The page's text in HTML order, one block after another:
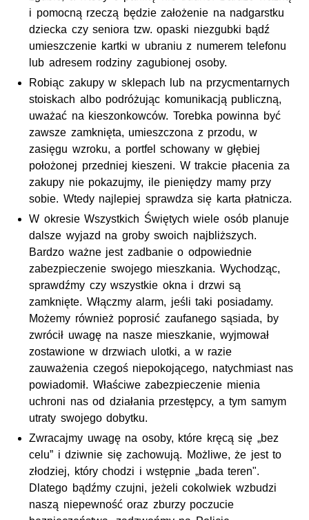
i pomocną rzeczą będzie założenie na nadgarstku
dziecka czy seniora tzw. opaski niezgubki bądź
umieszczenie kartki w ubraniu z numerem telefonu
lub adresem rodziny zagubionej osoby.
Robiąc zakupy w sklepach lub na przycmentarnych
stoiskach albo podróżując komunikacją publiczną,
uważać na kieszonkowców. Torebka powinna być
zawsze zamknięta, umieszczona z przodu, w
zasięgu wzroku, a portfel schowany w głębiej
położonej przedniej kieszeni. W trakcie płacenia za
zakupy nie pokazujmy, ile pieniędzy mamy przy
sobie. Wtedy najlepiej sprawdza się karta płatnicza.
W okresie Wszystkich Świętych wiele osób planuje
dalsze wyjazd na groby swoich najbliższych.
Bardzo ważne jest zadbanie o odpowiednie
zabezpieczenie swojego mieszkania. Wychodząc,
sprawdźmy czy wszystkie okna i drzwi są
zamknięte. Włączmy alarm, jeśli taki posiadamy.
Możemy również poprosić zaufanego sąsiada, by
zwrócił uwagę na nasze mieszkanie, wyjmował
zostawione w drzwiach ulotki, a w razie
zauważenia czegoś niepokojącego, natychmiast nas
powiadomił. Właściwe zabezpieczenie mienia
uchroni nas od działania przestępcy, a tym samym
utraty swojego dobytku.
Zwracajmy uwagę na osoby, które kręcą się „bez
celu” i dziwnie się zachowują. Możliwe, że jest to
złodziej, który chodzi i wstępnie „bada teren".
Dlatego bądźmy czujni, jeżeli cokolwiek wzbudzi
naszą niepewność oraz zburzy poczucie